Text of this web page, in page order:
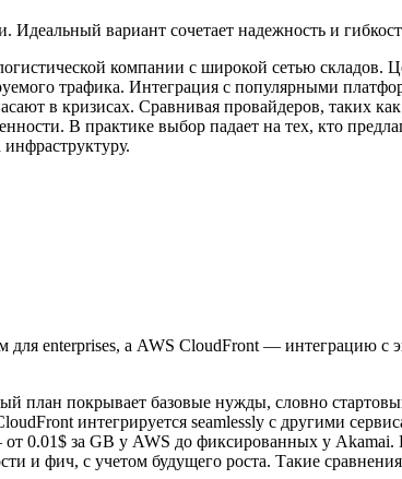
вариант сочетает надежность и
компании с широкой сетью складов.
трафика. Интеграция с популярными
в кризисах. Сравнивая провайдеров, таких
В практике выбор падает на тех, кто
enterprises, а AWS CloudFront — интеграцию с
план покрывает базовые нужды, словно
интегрируется seamlessly с другими
0.01$ за GB у AWS до фиксированных у
и фич, с учетом будущего роста. Такие